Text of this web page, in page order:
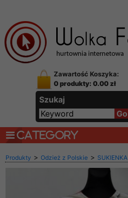
Zawartość Koszyka:
0 produkty: 0.00 zł
Szukaj
CATEGORY
Produkty > Odzież z Polskie > SUKIENKA